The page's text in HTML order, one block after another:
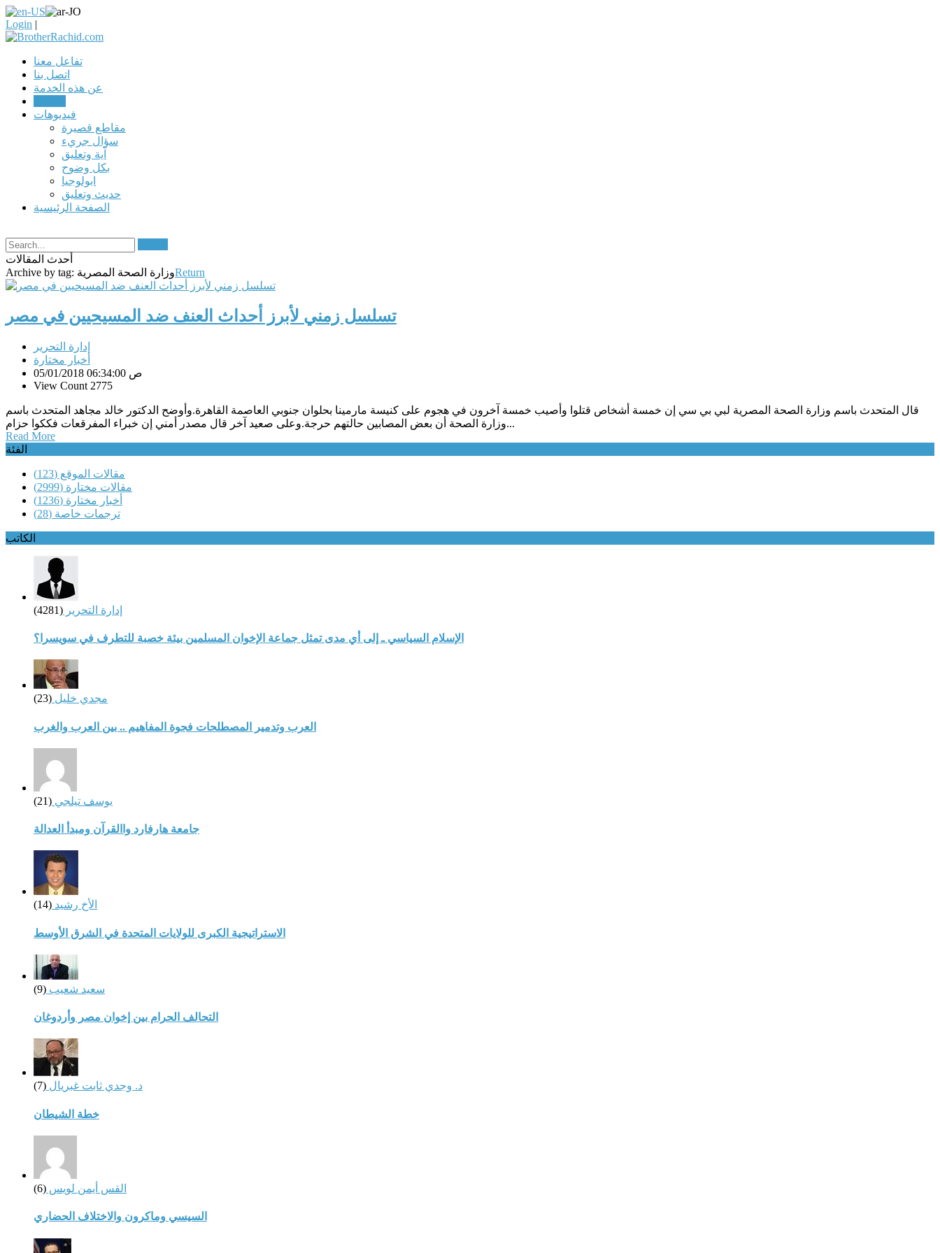
Login |
تفاعل معنا
اتصل بنا
عن هذه الخدمة
فيديوهات
مقاطع قصيرة
سؤال جريء
آية وتعليق
بكل وضوح
ابولوجيا
حديث وتعليق
الصفحة الرئيسية
أحدث المقالات
Archive by tag: وزارة الصحة المصريةReturn
تسلسل زمني لأبرز أحداث العنف ضد المسيحيين في مصر
إدارة التحرير
أخبار مختارة
05/01/2018 06:34:00 ص
View Count 2775
قال المتحدث باسم وزارة الصحة المصرية لبي بي سي إن خمسة أشخاص قتلوا وأصيب خمسة آخرون في هجوم على كنيسة مارمينا بحلوان جنوبي العاصمة القاهرة.وأوضح الدكتور خالد مجاهد المتحدث باسم
وزارة الصحة أن بعض المصابين حالتهم حرجة.وعلى صعيد آخر قال مصدر أمني إن خبراء المفرقعات فككوا حزام...
Read More
الفئة
مقالات الموقع (123)
مقالات مختارة (2999)
أخبار مختارة (1236)
ترجمات خاصة (28)
الكاتب
إدارة التحرير (4281)
الإسلام السياسي ـ إلى أي مدى تمثل جماعة الإخوان المسلمين بيئة خصبة للتطرف في سويسرا؟
مجدي خليل (23)
العرب وتدمير المصطلحات فجوة المفاهيم .. بين العرب والغرب
يوسف تيلجي (21)
جامعة هارفارد واالقرآن ومبدأ العدالة
الأخ رشيد (14)
الاستراتيجية الكبرى للولايات المتحدة في الشرق الأوسط
سعيد شعيب (9)
التحالف الحرام بين إخوان مصر وأردوغان
د. وجدي ثابت غبريال (7)
خطة الشيطان
القس أيمن لويس (6)
السيسي وماكرون والاختلاف الحضاري